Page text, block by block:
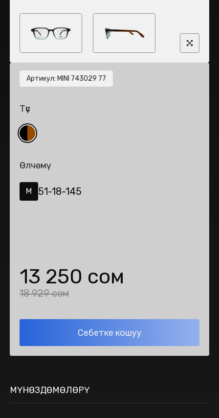
Артикул: MINI 743029 77
Түс
Өлчөмү
M 51-18-145
13 250 сом
18 929 сом
Себетке кошуу
МҮНӨЗДӨМӨЛӨРҮ